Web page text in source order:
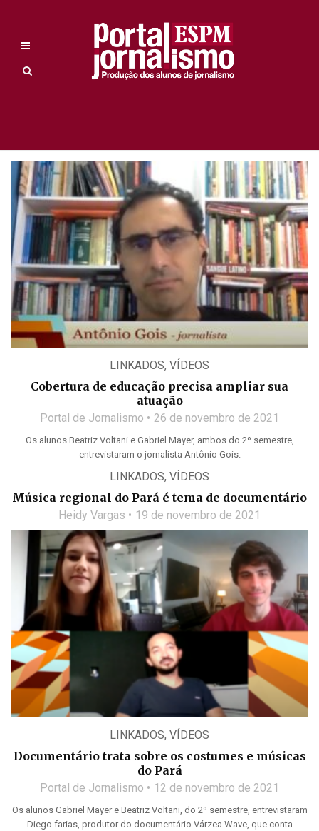
LINKADOS, VÍDEOS
Cobertura de educação precisa ampliar sua
atuação
Portal de Jornalismo 26 de novembro de 2021
Os alunos Beatriz Voltani e Gabriel Mayer, ambos do 2º semestre,
entrevistaram o jornalista Antônio Gois.
LINKADOS, VÍDEOS
Música regional do Pará é tema de documentário
Heidy Vargas 19 de novembro de 2021
LINKADOS, VÍDEOS
Documentário trata sobre os costumes e músicas
do Pará
Portal de Jornalismo 12 de novembro de 2021
Os alunos Gabriel Mayer e Beatriz Voltani, do 2º semestre, entrevistaram
Diego farias, produtor do documentário Várzea Wave, que conta